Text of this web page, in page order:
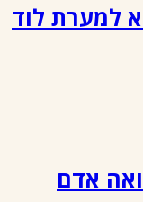
למערת לוד
אדם